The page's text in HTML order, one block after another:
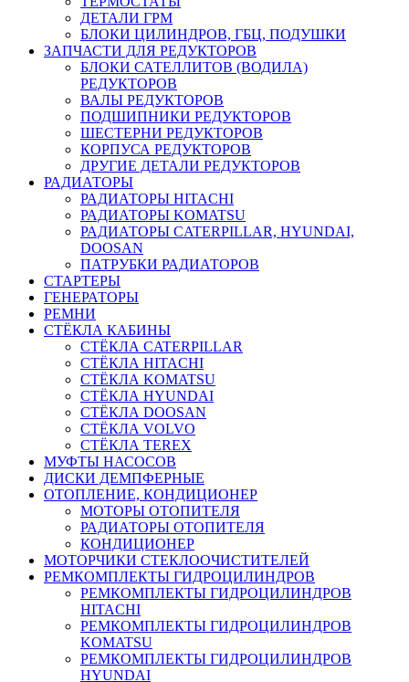
ДЕТАЛИ ГРМ
БЛОКИ ЦИЛИНДРОВ, ГБЦ, ПОДУШКИ
ЗАПЧАСТИ ДЛЯ РЕДУКТОРОВ
БЛОКИ САТЕЛЛИТОВ (ВОДИЛА)
РЕДУКТОРОВ
ВАЛЫ РЕДУКТОРОВ
ПОДШИПНИКИ РЕДУКТОРОВ
ШЕСТЕРНИ РЕДУКТОРОВ
КОРПУСА РЕДУКТОРОВ
ДРУГИЕ ДЕТАЛИ РЕДУКТОРОВ
РАДИАТОРЫ
РАДИАТОРЫ HITACHI
РАДИАТОРЫ KOMATSU
РАДИАТОРЫ CATERPILLAR, HYUNDAI,
DOOSAN
ПАТРУБКИ РАДИАТОРОВ
СТАРТЕРЫ
ГЕНЕРАТОРЫ
РЕМНИ
СТЁКЛА КАБИНЫ
СТЁКЛА CATERPILLAR
СТЁКЛА HITACHI
СТЁКЛА KOMATSU
СТЁКЛА HYUNDAI
СТЁКЛА DOOSAN
СТЁКЛА VOLVO
СТЁКЛА TEREX
МУФТЫ НАСОСОВ
ДИСКИ ДЕМПФЕРНЫЕ
ОТОПЛЕНИЕ, КОНДИЦИОНЕР
МОТОРЫ ОТОПИТЕЛЯ
РАДИАТОРЫ ОТОПИТЕЛЯ
КОНДИЦИОНЕР
МОТОРЧИКИ СТЕКЛООЧИСТИТЕЛЕЙ
РЕМКОМПЛЕКТЫ ГИДРОЦИЛИНДРОВ
РЕМКОМПЛЕКТЫ ГИДРОЦИЛИНДРОВ
HITACHI
РЕМКОМПЛЕКТЫ ГИДРОЦИЛИНДРОВ
KOMATSU
РЕМКОМПЛЕКТЫ ГИДРОЦИЛИНДРОВ
HYUNDAI